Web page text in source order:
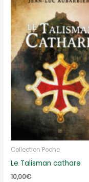
Collection Poche
Le Talisman cathare
10,00€